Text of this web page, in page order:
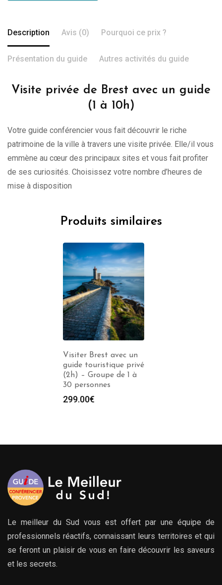
Description Avis (0) Pourquoi ce prix ?
Présentation du guide Autres activités du guide
Visite privée de Brest avec un guide
(1 à 10h)
Votre guide conférencier vous fait découvrir le riche
patrimoine de la ville à travers une visite privée. Elle/il vous
emmène au cœur des principaux sites et vous fait profiter
de ses curiosités. Choisissez votre nombre d’heures de
mise à disposition
Produits similaires
Visiter Brest avec un
guide touristique privé
(2h) – Groupe de 1 à
30 personnes
299.00€
Le meilleur du Sud vous est offert par une équipe de
professionnels réactifs, connaissant leurs territoires et qui
se feront un plaisir de vous en faire découvrir les saveurs
et les secrets.